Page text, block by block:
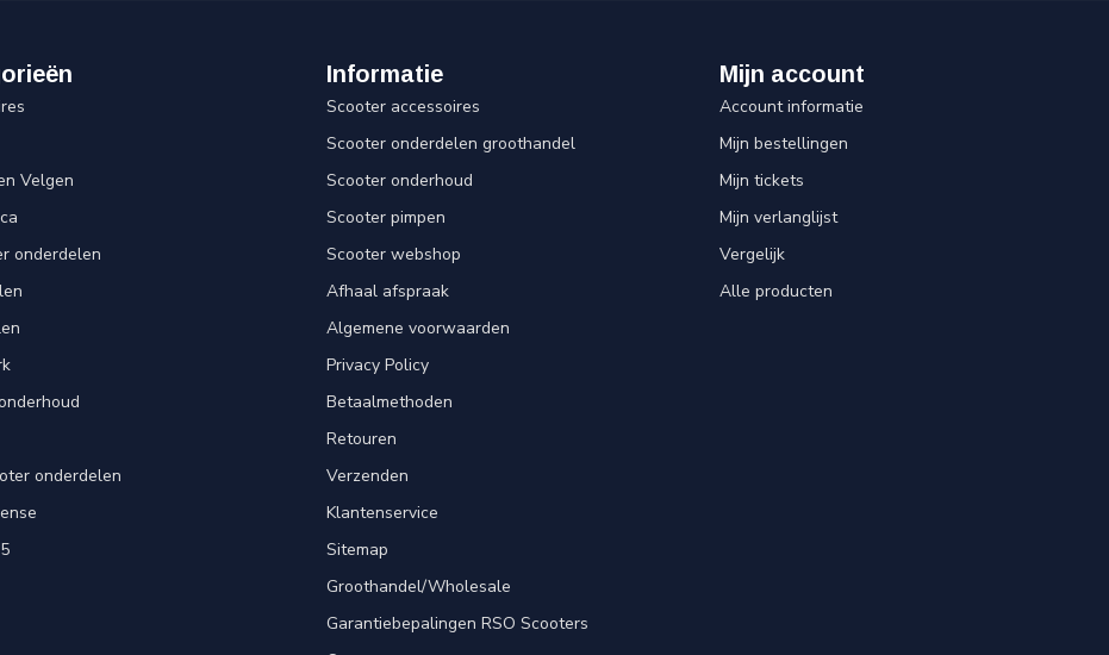
Velgen
onderdelen
onderdelen
Informatie
Scooter accessoires
Scooter onderdelen groothandel
Scooter onderhoud
Scooter pimpen
Scooter webshop
Afhaal afspraak
Algemene voorwaarden
Privacy Policy
Betaalmethoden
Retouren
Verzenden
Klantenservice
Sitemap
Groothandel/Wholesale
Garantiebepalingen RSO Scooters
Mijn account
Account informatie
Mijn bestellingen
Mijn tickets
Mijn verlanglijst
Vergelijk
Alle producten